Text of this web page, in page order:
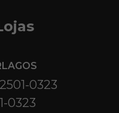
0323
0323